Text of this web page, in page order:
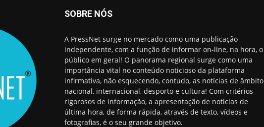
SOBRE NÓS
A PressNet surge no mercado como uma publicação
independente, com a função de informar on-line, na hora, o
público em geral! O panorama regional surge como uma
importância vital no conteúdo noticioso da plataforma
infirmativa, não esquecendo, contudo, as notícias de âmbito
nacional, internacional, desporto e cultura! Com critérios
rigorosos de informação, a apresentação de noticias de
última hora, de forma rápida, através de texto, vídeos e
fotografias, é o seu grande objetivo.